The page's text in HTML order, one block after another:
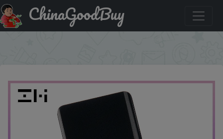
Знижка на Внешний аккумулятор ZMI QB810 на 10000
мА · ч с поддержкой быстрой зарядки
ChinaGoodBuy